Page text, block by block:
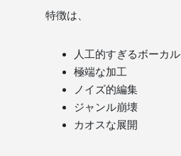
特徴は、
人工的すぎるボーカル
極端な加工
ノイズ的編集
ジャンル崩壊
カオスな展開